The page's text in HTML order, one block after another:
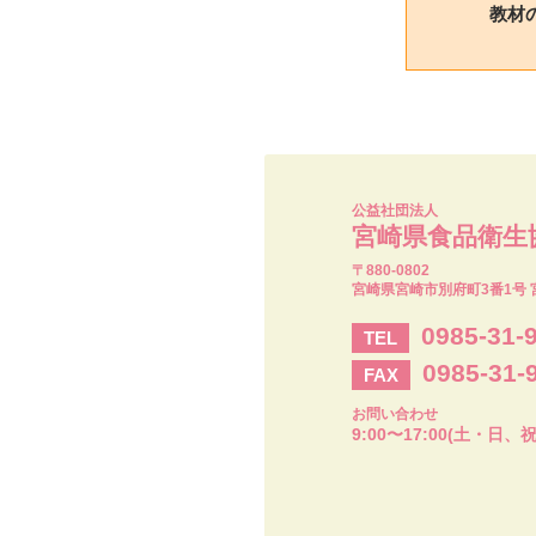
教材
公益社団法人
宮崎県食品衛生
〒880-0802
宮崎県宮崎市別府町3番1号
TEL 0985-31-
FAX 0985-31-
お問い合わせ
9:00〜17:00(土・日、